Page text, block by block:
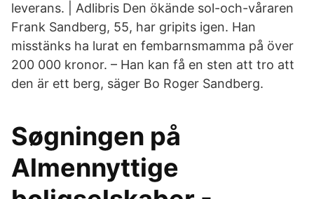
leverans. | Adlibris Den ökände sol-och-våraren
Frank Sandberg, 55, har gripits igen. Han
misstänks ha lurat en fembarnsmamma på över
200 000 kronor. – Han kan få en sten att tro att
den är ett berg, säger Bo Roger Sandberg.
Søgningen på
Almennyttige